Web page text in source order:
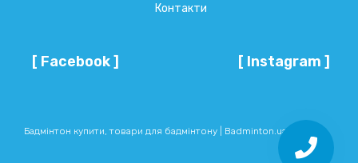
Контакти
[ Facebook ] [ Instagram ]
Бадмінтон купити, товари для бадмінтону | Badminton.ua © 2026